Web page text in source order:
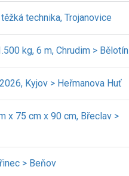
technika, Trojanovice
kg, 6 m, Chrudim > Bělotín
Kyjov > Heřmanova Huť
x 75 cm x 90 cm, Břeclav >
> Beňov